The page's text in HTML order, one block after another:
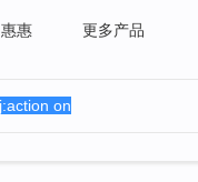
惠惠 更多产品